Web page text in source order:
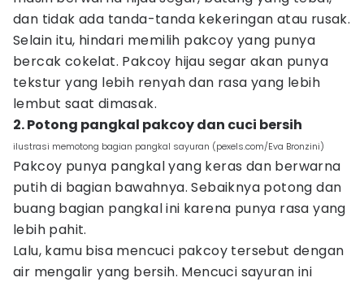
dan tidak ada tanda-tanda kekeringan atau rusak.
Selain itu, hindari memilih pakcoy yang punya
bercak cokelat. Pakcoy hijau segar akan punya
tekstur yang lebih renyah dan rasa yang lebih
lembut saat dimasak.
2. Potong pangkal pakcoy dan cuci bersih
ilustrasi memotong bagian pangkal sayuran (pexels.com/Eva Bronzini)
Pakcoy punya pangkal yang keras dan berwarna
putih di bagian bawahnya. Sebaiknya potong dan
buang bagian pangkal ini karena punya rasa yang
lebih pahit.
Lalu, kamu bisa mencuci pakcoy tersebut dengan
air mengalir yang bersih. Mencuci sayuran ini